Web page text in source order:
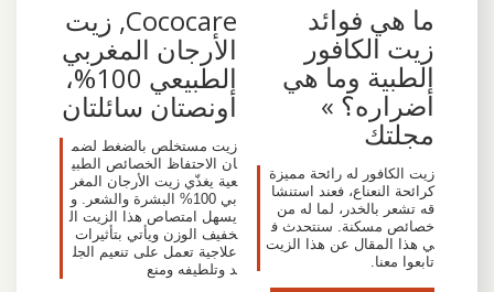
ما هي فوائد
زيت الكافور
الطبية وما هي
أضراره؟ »
مجلتك
زيت الكافور له رائحة مميزة
كرائحة النعناع، فعند استنشا
قه تشعر بالخدر، لما له من
خصائص مسكنة. سنتحدث ف
ي هذا المقال عن هذا الزيت
تابعوا معنا.
Cococare, زيت
الأرجان المغربي
الطبيعي 100%،
أونصتان سائلتان
زيت مستخلص بالضغط لضم
ان الاحتفاظ الخصائص الطبي
عية يغذّي زيت الأرجان المغر
بي 100% البشرة والشعر. و
يسهل امتصاص هذا الزيت ال
خفيف الوزن ويأتي بتأثيرات
علاجية تعمل على تنعيم الجل
د وتلطيفه ومنع